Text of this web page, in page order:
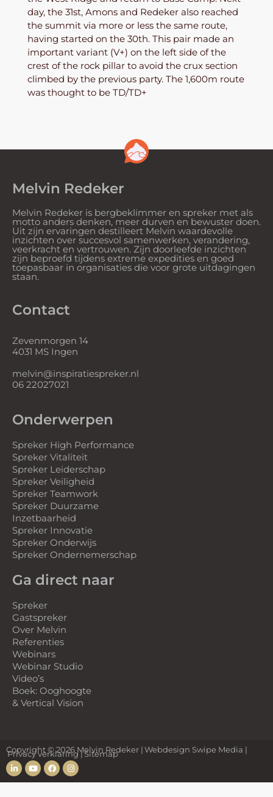
day, the 31st, Amons and Redeker also reached
the summit via more or less the same route,
having started on the 30th. This pair made an
important variant (V+) on the left side of the
crest of the rock pillar to avoid the crux section
climbed by the previous party. The 1,600m route
was thought to be TD/TD+
Melvin Redeker
Melvin Redeker is bergbeklimmer en spreker met als
motto anders denken, meer durven en bewuster doen.
Uit zijn ervaringen destilleert Melvin waardevolle
inzichten over succesvol samenwerken, verandering,
veerkracht en vertrouwen. Zijn doorleefde inzichten
zijn beproefd tijdens extreme expedities en goed
toepasbaar in organisaties die voor grote uitdagingen
staan.
Contact
Zevenmorgen 14
4031 MS Ingen
melvin@inspiratiespreker.nl
06 22027021
Onderwerpen
Spreker High Performance
Spreker Vitaliteit
Spreker Leiderschap
Spreker Veiligheid
Spreker Teamwork
Spreker Duurzame
Inzetbaarheid
Spreker Innovatie
Spreker Onderwijs
Spreker Ondernemerschap
Ga direct naar
Spreker
Gastspreker
Over Melvin
Referenties
Webinars
Webinar Studio
Video’s
Boek: Ooghoogte
& Vertical Vision
Copyright © 2026 Melvin Redeker Webdesign Swipe Media
Privacy verklaring |Sitemap